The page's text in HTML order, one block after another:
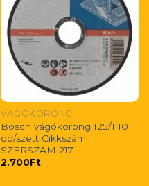
VÁGÓKORONG
Bosch vágókorong 125/1 10
db/szett Cikkszám:
SZERSZÁM 217
2.700Ft